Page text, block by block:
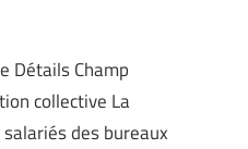
Détails Champ
collective La
des bureaux